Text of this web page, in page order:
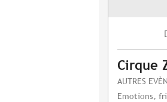
Cirque
AUTRES
Emotions,